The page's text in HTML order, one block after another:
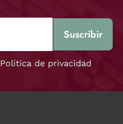
de privacidad